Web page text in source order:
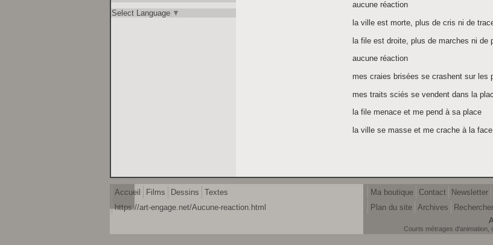
Select Language ▼
aucune réaction
la ville est morte, plus de cris ni de
la file est droite, plus de marches ni de
aucune réaction
mes craies brisées se crashent sur les
mes traits sciés se vendent dans la
la file menace et me pend à sa place
la ville se masse et me crache à la
Accueil Films Dessins
Textes
https://art-engage.net/Aucune-reaction.html
Ma boutique Contact Newsletter
Plan du site Archives Rechercher
Courts métrages d'animation,